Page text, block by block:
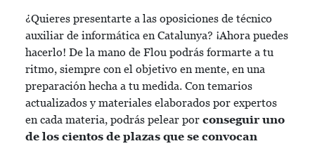
¿Quieres presentarte a las oposiciones de técnico
auxiliar de informática en Catalunya? ¡Ahora puedes
hacerlo! De la mano de Flou podrás formarte a tu
ritmo, siempre con el objetivo en mente, en una
preparación hecha a tu medida. Con temarios
actualizados y materiales elaborados por expertos
en cada materia, podrás pelear por conseguir uno
de los cientos de plazas que se convocan